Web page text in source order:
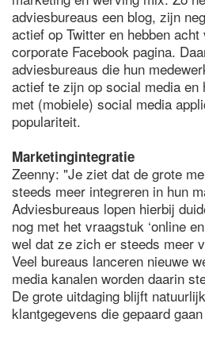
adviesbureaus een blog, zijn
actief op Twitter en hebben
corporate Facebook pagina.
adviesbureaus die hun
actief te zijn op social media
met (mobiele) social media
populariteit.
Marketingintegratie
Zeenny: "Je ziet dat de grote
steeds meer integreren in hun
Adviesbureaus lopen hierbij
nog met het vraagstuk ‘online
wel dat ze zich er steeds meer
Veel bureaus lanceren nieuwe
media kanalen worden daarin
De grote uitdaging blijft
klantgegevens die gepaard